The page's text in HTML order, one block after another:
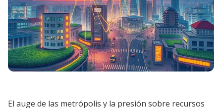
El auge de las metrópolis y la presión sobre recursos